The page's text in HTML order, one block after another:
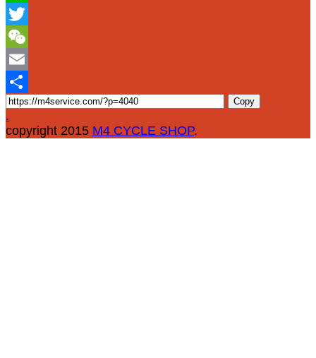
Line
Twitter
WeChat
Email
Share
Copy
.
copyright 2015 M4 CYCLE SHOP.